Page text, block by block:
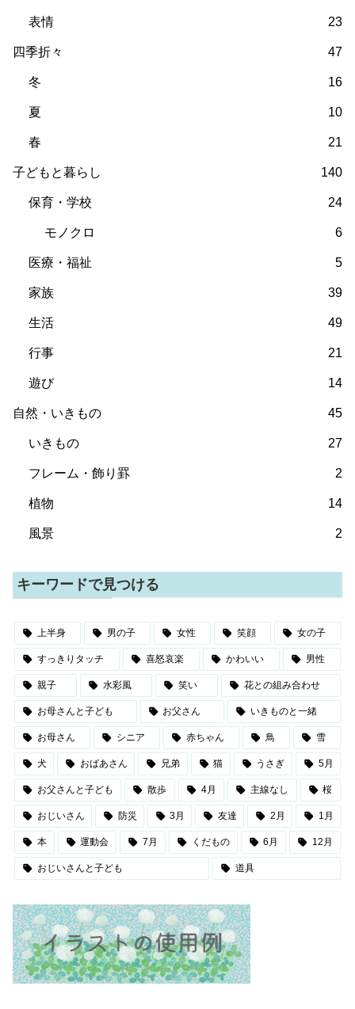
表情 23
四季折々 47
冬 16
夏 10
春 21
子どもと暮らし 140
保育・学校 24
モノクロ 6
医療・福祉 5
家族 39
生活 49
行事 21
遊び 14
自然・いきもの 45
いきもの 27
フレーム・飾り罫 2
植物 14
風景 2
キーワードで見つける
上半身 男の子 女性 笑顔 女の子
すっきりタッチ 喜怒哀楽 かわいい 男性
親子 水彩風 笑い 花との組み合わせ
お母さんと子ども お父さん いきものと一緒
お母さん シニア 赤ちゃん 鳥 雪
犬 おばあさん 兄弟 猫 うさぎ 5月
お父さんと子ども 散歩 4月 主線なし 桜
おじいさん 防災 3月 友達 2月 1月
本 運動会 7月 くだもの 6月 12月
おじいさんと子ども 道具